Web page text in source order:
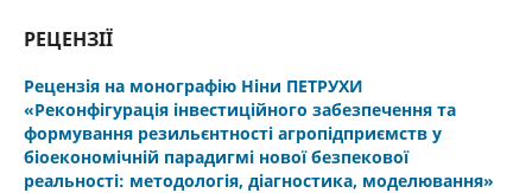
РЕЦЕНЗІЇ
Рецензія на монографію Ніни ПЕТРУХИ
«Реконфігурація інвестиційного забезпечення та
формування резильєнтності агропідприємств у
біоекономічній парадигмі нової безпекової
реальності: методологія, діагностика, моделювання»